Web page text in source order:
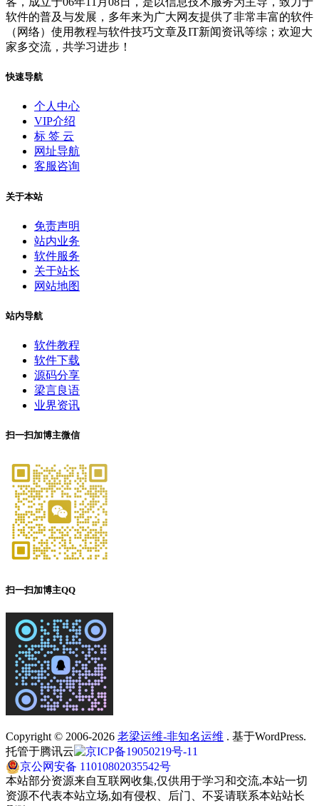
软件的普及与发展，多年来为广大网友提供了非常丰富的软件
（网络）使用教程与软件技巧文章及IT新闻资讯等综；欢迎大
家多交流，共学习进步！
快速导航
个人中心
VIP介绍
标 签 云
网址导航
客服咨询
关于本站
免责声明
站内业务
软件服务
关于站长
网站地图
站内导航
软件教程
软件下载
源码分享
梁言良语
业界资讯
扫一扫加博主微信
扫一扫加博主QQ
Copyright © 2006-2026 老梁运维-非知名运维 . 基于WordPress.
托管于腾讯云
京ICP备19050219号-11
京公网安备 11010802035542号
本站部分资源来自互联网收集,仅供用于学习和交流,本站一切
资源不代表本站立场,如有侵权、后门、不妥请联系本站站长